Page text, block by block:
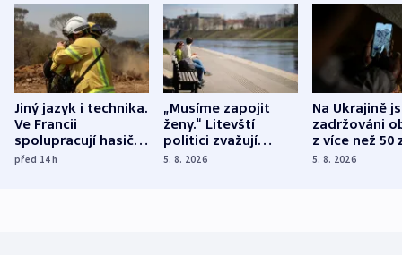
Jiný jazyk i technika.
Ve Francii
spolupracují hasiči z
různých zemí
před 14h
„Musíme zapojit
ženy.“ Litevští
politici zvažují
dohodu o
5. 8. 2026
Na Ukrajině
zadržováni
z více než 50
Bojovali na
5. 8. 2026